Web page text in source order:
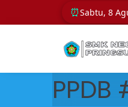
⏰Sabtu, 8
PPDB